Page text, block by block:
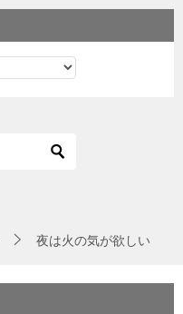
夜は火の気が欲しい